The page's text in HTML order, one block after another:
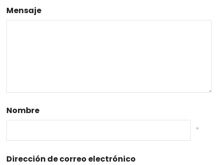
Mensaje
Nombre
*
Dirección de correo electrónico